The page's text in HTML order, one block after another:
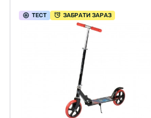
ТЕСТ ЗАБРАТИ ЗАРАЗ